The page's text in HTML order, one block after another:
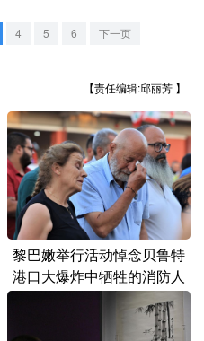
湖南
海南 重庆
云南 西藏
青海 宁夏
黑龙江
4 5 6 下一页
【责任编辑:邱丽芳 】
黎巴嫩举行活动悼念贝鲁特
港口大爆炸中牺牲的消防人
员